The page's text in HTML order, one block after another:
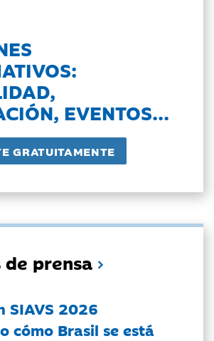
EVENTOS...
prensa
SIAVS 2026
cómo Brasil se está